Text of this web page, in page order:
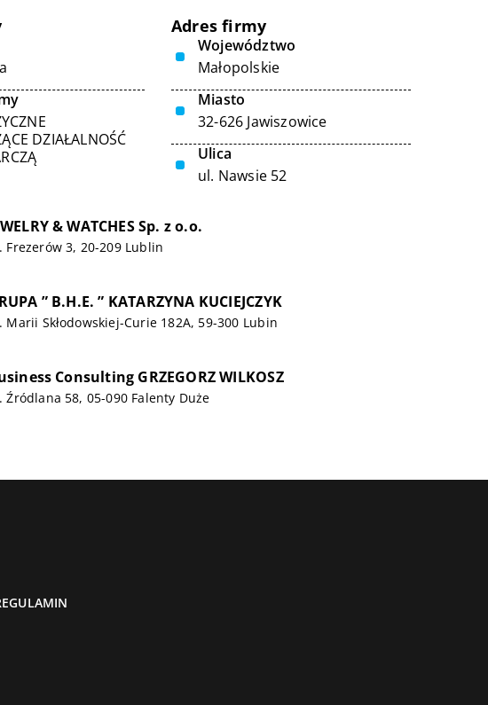
DZIAŁALNOŚĆ
Adres firmy
Województwo
Małopolskie
Miasto
32-626 Jawiszowice
Ulica
ul. Nawsie 52
& WATCHES Sp. z o.o.
Frezerów 3, 20-209 Lublin
” B.H.E. ” KATARZYNA KUCIEJCZYK
Marii Skłodowskiej-Curie 182A, 59-300 Lubin
Consulting GRZEGORZ WILKOSZ
Źródlana 58, 05-090 Falenty Duże